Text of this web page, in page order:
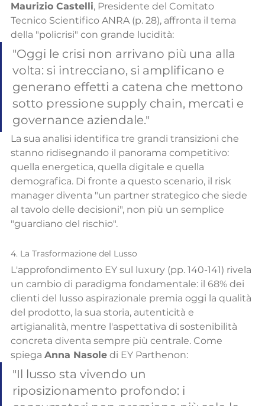
Maurizio Castelli, Presidente del Comitato
Tecnico Scientifico ANRA (p. 28), affronta il tema
della "policrisi" con grande lucidità:
"Oggi le crisi non arrivano più una alla
volta: si intrecciano, si amplificano e
generano effetti a catena che mettono
sotto pressione supply chain, mercati e
governance aziendale."
La sua analisi identifica tre grandi transizioni che
stanno ridisegnando il panorama competitivo:
quella energetica, quella digitale e quella
demografica. Di fronte a questo scenario, il risk
manager diventa "un partner strategico che siede
al tavolo delle decisioni", non più un semplice
"guardiano del rischio".
4. La Trasformazione del Lusso
L'approfondimento EY sul luxury (pp. 140-141) rivela
un cambio di paradigma fondamentale: il 68% dei
clienti del lusso aspirazionale premia oggi la qualità
del prodotto, la sua storia, autenticità e
artigianalità, mentre l'aspettativa di sostenibilità
concreta diventa sempre più centrale. Come
spiega Anna Nasole di EY Parthenon:
"Il lusso sta vivendo un
riposizionamento profondo: i